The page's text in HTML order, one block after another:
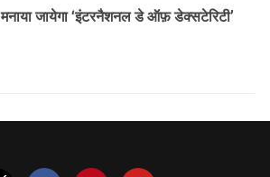
मनाया जायेगा ‘इंटरनैशनल डे ऑफ़ डेक्सटेरिटी’